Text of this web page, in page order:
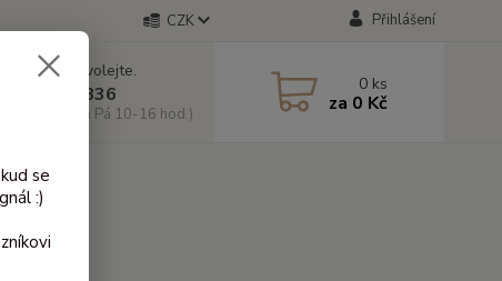
CZK Přihlášení
si rady? Zavolejte.
603 818 836
10-18 hod. a Pá 10-16 hod.)
0 ks
za 0 Kč
se
:)